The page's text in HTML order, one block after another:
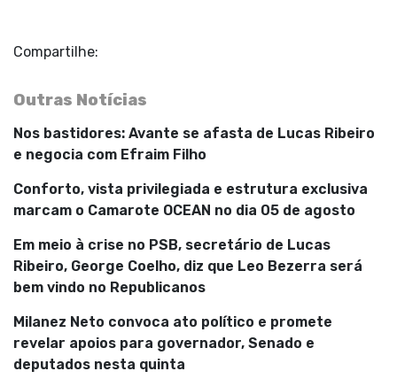
Compartilhe:
Outras Notícias
Nos bastidores: Avante se afasta de Lucas Ribeiro
e negocia com Efraim Filho
Conforto, vista privilegiada e estrutura exclusiva
marcam o Camarote OCEAN no dia 05 de agosto
Em meio à crise no PSB, secretário de Lucas
Ribeiro, George Coelho, diz que Leo Bezerra será
bem vindo no Republicanos
Milanez Neto convoca ato político e promete
revelar apoios para governador, Senado e
deputados nesta quinta